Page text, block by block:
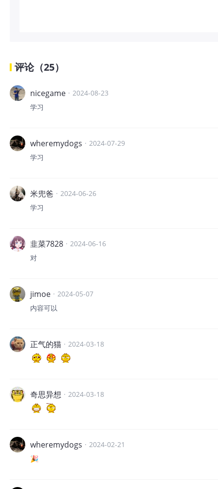
评论（25）
nicegame · 2024-08-23
学习
wheremydogs · 2024-07-29
学习
米兜爸 · 2024-06-26
学习
韭菜7828 · 2024-06-16
对
jimoe · 2024-05-07
内容可以
正气的猫 · 2024-03-18
奇思异想 · 2024-03-18
wheremydogs · 2024-02-21
🎉